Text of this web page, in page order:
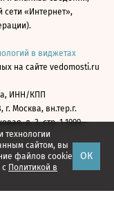
технологии
сайтом, вы
файлов cookie
с Политикой в
ОК
сети «Интернет»,
в виджетах
на сайте vedomosti.ru
ИНН/КПП
г. Москва, вн.тер.г.
д. 3, стр. 1 1999—